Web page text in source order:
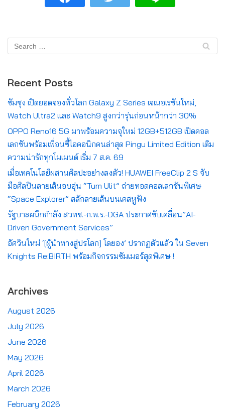
Recent Posts
ซัมซุง เปิดยอดจองทั่วโลก Galaxy Z Series เจเนอเรชันใหม่,
Watch Ultra2 และ Watch9 สูงกว่ารุ่นก่อนหน้ากว่า 30%
OPPO Reno16 5G มาพร้อมความจุใหม่ 12GB+512GB เปิดคอล
เลกชันพร้อมเพื่อนซี้ไอคอนิกคนล่าสุด Pingu Limited Edition เติม
ความน่ารักทุกโมเมนต์ เริ่ม 7 ส.ค. 69
เมื่อเทคโนโลยีผสานศิลปะอย่างลงตัว! HUAWEI FreeClip 2 S จับ
มือศิลปินลายเส้นอบอุ่น “Tum Ulit” ถ่ายทอดคอลเลกชันพิเศษ
“Space Explorer” สลักลายเส้นบนเคสหูฟัง
รัฐบาลผนึกกำลัง สวทช.-ก.พ.ร.-DGA ประกาศขับเคลื่อน”AI-
Driven Government Services”
อัศวินใหม่ ‘[ผู้นำทางสู่ปรโลก] โดยอง’ ปรากฏตัวแล้ว ใน Seven
Knights Re:BIRTH พร้อมกิจกรรมซัมเมอร์สุดพิเศษ !
Archives
August 2026
July 2026
June 2026
May 2026
April 2026
March 2026
February 2026